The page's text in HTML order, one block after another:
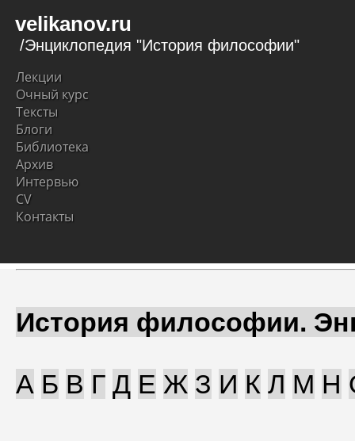
velikanov.ru
/Энциклопедия "История философии"
Лекции
Очный курс
Тексты
Блоги
Библиотека
Архив
Интервью
CV
Контакты
История философии.
А Б В Г Д Е Ж З И К Л М Н